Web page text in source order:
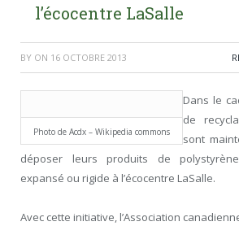
l’écocentre LaSalle
BY ON 16 OCTOBRE 2013
Photo de Acdx – Wikipedia commons
Dans le
de
sont
déposer leurs produits de polystyrène
expansé ou rigide à l’écocentre LaSalle.
Avec cette initiative, l’Association